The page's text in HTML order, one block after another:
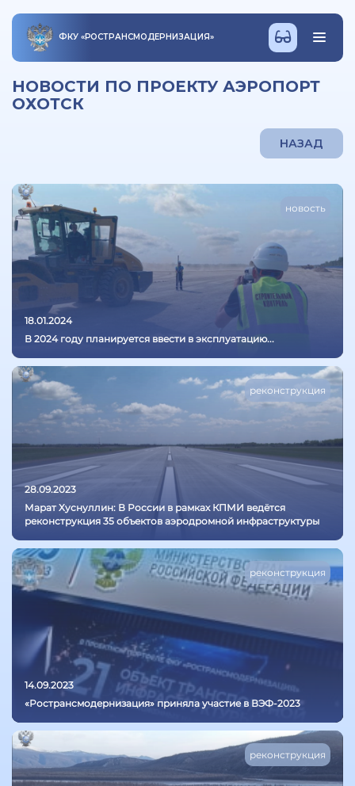
ФКУ «РОСТРАНСМОДЕРНИЗАЦИЯ»
НОВОСТИ ПО ПРОЕКТУ АЭРОПОРТ
ОХОТСК
НАЗАД
новость
18.01.2024
В 2024 году планируется ввести в эксплуатацию...
реконструкция
28.09.2023
Марат Хуснуллин: В России в рамках КПМИ ведётся
реконструкция 35 объектов аэродромной инфраструктуры
реконструкция
14.09.2023
«Ространсмодернизация» приняла участие в ВЭФ-2023
реконструкция